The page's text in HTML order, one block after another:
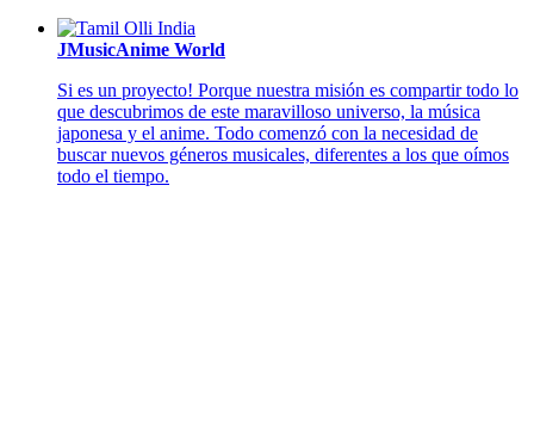
JMusicAnime World
Si es un proyecto! Porque nuestra misión es compartir todo lo
que descubrimos de este maravilloso universo, la música
japonesa y el anime. Todo comenzó con la necesidad de
buscar nuevos géneros musicales, diferentes a los que oímos
todo el tiempo.